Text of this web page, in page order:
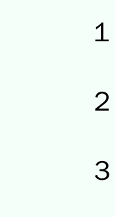
１
２
３